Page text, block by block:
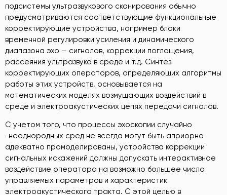
подсистемы ультразвукового сканирования обычно
предусматриваются соответствующие функциональные
корректирующие устройства, например блоки
временной регулировки усиления и динамического
диапазона эхо — сигналов, коррекции поглощения,
рассеяния ультразвука в среде и т.д. Синтез
корректирующих операторов, определяющих алгоритмы
работы этих устройств, основывается на
математических моделях возмущающих воздействий в
среде и электроакустических цепях передачи сигналов.
С учетом того, что процессы эхоскопии случайно
-неоднородных сред не всегда могут быть априорно
адекватно промоделированы, устройства коррекции
сигнальных искажений должны допускать интерактивное
воздействие оператора на возможно большее число
управляемых параметров и характеристик
электроакустического тракта. С этой целью в